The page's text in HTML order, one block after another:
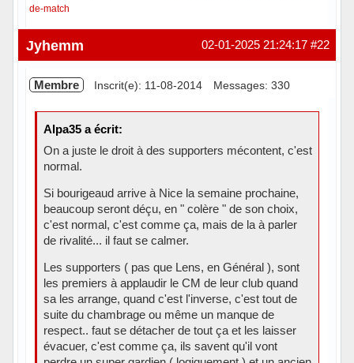
de-match
Hors ligne #22
02-01-2025 21:24:17
Jyhemm
Membre Inscrit(e): 11-08-2014 Messages: 330
Alpa35 a écrit:
On a juste le droit à des supporters mécontent, c'est
normal.
Si bourigeaud arrive à Nice la semaine prochaine,
beaucoup seront déçu, en " colère " de son choix,
c'est normal, c'est comme ça, mais de la à parler
de rivalité... il faut se calmer.
Les supporters ( pas que Lens, en Général ), sont
les premiers à applaudir le CM de leur club quand
sa les arrange, quand c'est l'inverse, c'est tout de
suite du chambrage ou même un manque de
respect.. faut se détacher de tout ça et les laisser
évacuer, c'est comme ça, ils savent qu'il vont